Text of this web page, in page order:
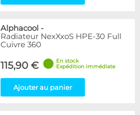
Alphacool -
Radiateur NexXxoS HPE-30 Full
Cuivre 360
115,90 €
En stock
Expédition immédiate
Ajouter au panier